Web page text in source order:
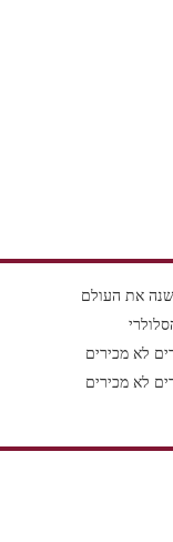
את העולם
לא מכירים
לא מכירים